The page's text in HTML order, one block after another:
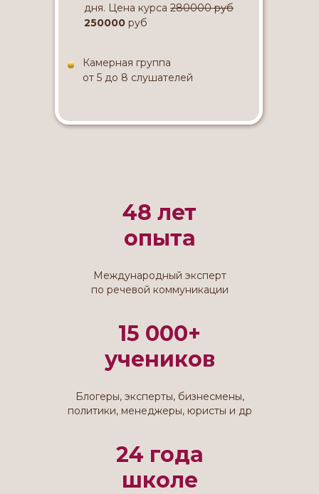
дня. Цена курса 280000 руб
250000 руб
Камерная группа
от 5 до 8 слушателей
48 лет
опыта
Международный эксперт
по речевой коммуникации
15 000+
учеников
Блогеры, эксперты, бизнесмены,
политики, менеджеры, юристы и др
24 года
школе